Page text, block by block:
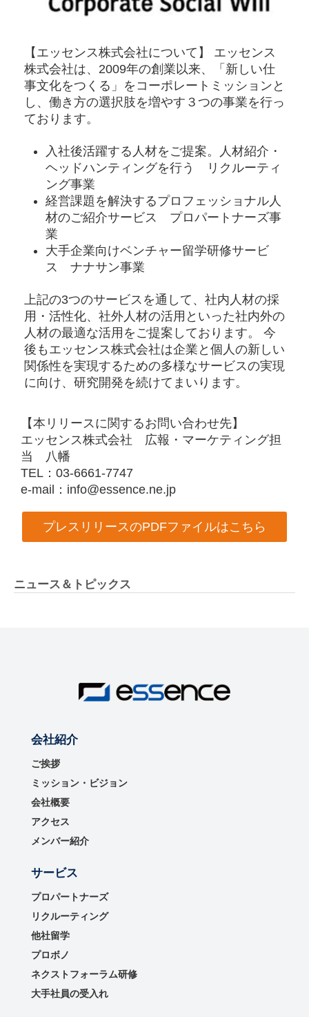
【エッセンス株式会社について】 エッセンス
株式会社は、2009年の創業以来、「新しい仕
事文化をつくる」をコーポレートミッションと
し、働き方の選択肢を増やす３つの事業を行っ
ております。
入社後活躍する人材をご提案。人材紹介・
ヘッドハンティングを行う リクルーティ
ング事業
経営課題を解決するプロフェッショナル人
材のご紹介サービス プロパートナーズ事
業
大手企業向けベンチャー留学研修サービ
ス ナナサン事業
上記の3つのサービスを通して、社内人材の採
用・活性化、社外人材の活用といった社内外の
人材の最適な活用をご提案しております。 今
後もエッセンス株式会社は企業と個人の新しい
関係性を実現するための多様なサービスの実現
に向け、研究開発を続けてまいります。
【本リリースに関するお問い合わせ先】
エッセンス株式会社 広報・マーケティング担
当 八幡
TEL：03-6661-7747
e-mail：info@essence.ne.jp
プレスリリースのPDFファイルはこちら
ニュース＆トピックス
会社紹介
ご挨拶
ミッション・ビジョン
会社概要
アクセス
メンバー紹介
サービス
プロパートナーズ
リクルーティング
他社留学
プロボノ
ネクストフォーラム研修
大手社員の受入れ